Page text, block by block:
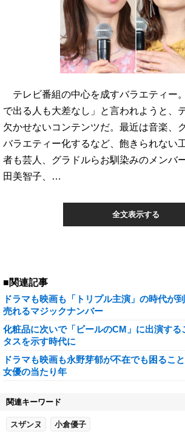
テレビ番組の中心を成すバラエティー
で出る人も大差なし」と言われようと、
欠かせないコンテンツだ。最近は音楽、
バラエティー化するなど、飽きられない
者も芸人、グラドルらお馴染みのメンバ
田美智子、…
全文表示する
■関連記事
ドラマも映画も「トリプル主演」の時代が
売れるマジックナンバー
化粧品に次いで「ビールのCM」に出演する
タスを示す時代に
ドラマも映画も永野芽郁が不在でも困るこ
女優の当たり年
関連キーワード
スザンヌ 小倉優子